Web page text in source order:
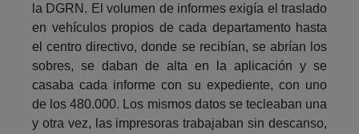
la DGRN. El volumen de informes exigía el traslado
en vehículos propios de cada departamento hasta
el centro directivo, donde se recibían, se abrían los
sobres, se daban de alta en la aplicación y se
casaba cada informe con su expediente, con uno
de los 480.000. Los mismos datos se tecleaban una
y otra vez, las impresoras trabajaban sin descanso,